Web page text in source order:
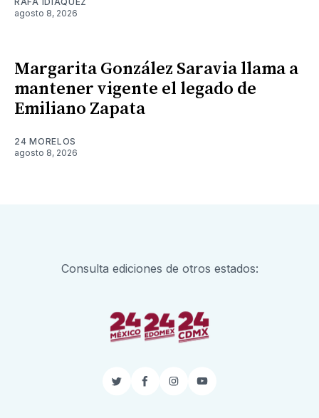
agosto 8, 2026
Margarita González Saravia llama a
mantener vigente el legado de
Emiliano Zapata
24 MORELOS
agosto 8, 2026
Consulta ediciones de otros estados:
TwitterFacebook
InstagramYouTube